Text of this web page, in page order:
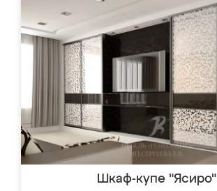
Шкаф-купе "Ясиро"